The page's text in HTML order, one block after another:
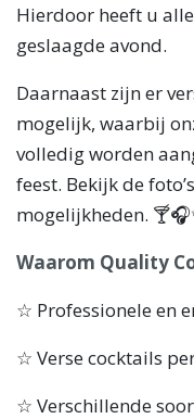
Hierdoor heeft u
geslaagde avond.
Daarnaast zijn er
mogelijk, waarbij
volledig worden
feest. Bekijk de
mogelijkheden.
Waarom Quality
☆ Professionele en
☆ Verse cocktails
☆ Verschillende